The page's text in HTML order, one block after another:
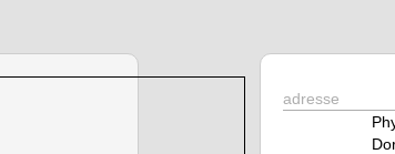
adresse